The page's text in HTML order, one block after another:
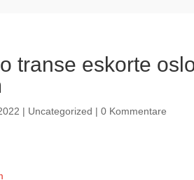
transe eskorte
| Uncategorized |0 Kommentare